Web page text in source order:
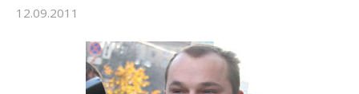
12.09.2011